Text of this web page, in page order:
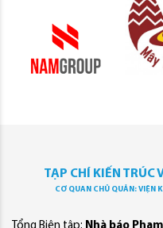
TẠP CHÍ KIẾN TRÚC
CƠ QUAN CHỦ QUẢN: VIỆN